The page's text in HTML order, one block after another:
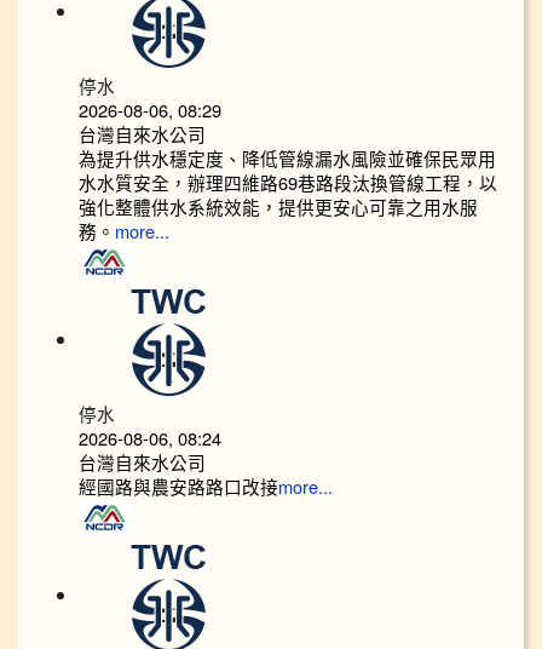
停水
2026-08-06, 08:29
台灣自來水公司
為提升供水穩定度、降低管線漏水風險並確保民眾用
水水質安全，辦理四維路69巷路段汰換管線工程，以
強化整體供水系統效能，提供更安心可靠之用水服
務。 more...
停水
2026-08-06, 08:24
台灣自來水公司
經國路與農安路路口改接more...